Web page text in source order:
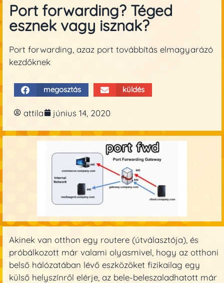
Port forwarding? Téged
esznek vagy isznak?
Port forwarding, azaz port továbbítás elmagyarázó
kezdőknek
megosztás küldés
attila június 14, 2020
Akinek van otthon egy routere (útválasztója), és
próbálkozott már valami olyasmivel, hogy az otthoni
belső hálózatában lévő eszközöket fizikailag egy
külső helyszínről elérje, az bele-beleszaladhatott már